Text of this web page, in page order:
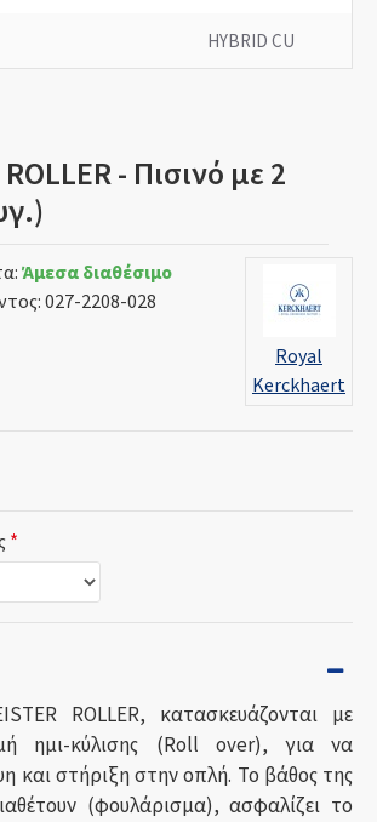
HYBRID CU
- Πισινό με 2
Άμεσα διαθέσιμο
027-2208-028
Royal
Kerckhaert
ROLLER, κατασκευάζονται με
ημι-κύλισης (Roll over), για να
και στήριξη στην οπλή. Το βάθος της
(φουλάρισμα), ασφαλίζει το